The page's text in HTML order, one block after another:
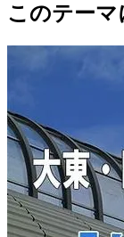
このテー